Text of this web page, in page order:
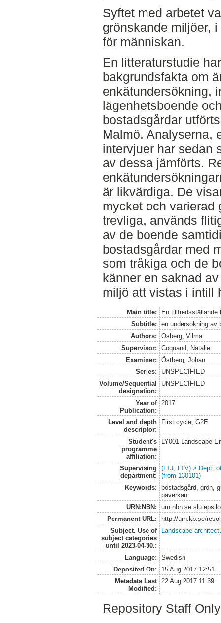
Syftet med arbetet
grönskande miljöer,
för människan.
En litteraturstudie
bakgrundsfakta om
enkätundersökning,
lägenhetsboende
bostadsgårdar
Malmö. Analyserna,
intervjuer har sedan
av dessa jämförts.
är likvärdiga. De
mycket och varierad
trevliga, används
av de boende
bostadsgårdar med
som tråkiga och de
känner en saknad
miljö att vistas i intill
Main title:
En tillfredsställande
Subtitle:
en undersökning av
Authors:
Osberg, Vilma
Supervisor:
Coquand, Natalie
Examiner:
Östberg, Johan
Series:
UNSPECIFIED
Volume/Sequential
designation:
UNSPECIFIED
Year of
Publication:
2017
Level and depth
descriptor:
First cycle, G2E
Student's
programme
affiliation:
LY001 Landscape
Supervising
department:
(LTJ, LTV) > Dept.
(from 130101)
Keywords:
bostadsgård, grön,
påverkan
URN:NBN:
Permanent URL:
http://urn.kb.se/
Subject. Use of
subject categories
until 2023-04-30.:
Landscape
Language:
Swedish
Deposited On:
15 Aug 2017 12:51
Metadata Last
Modified:
22 Aug 2017 11:39
Repository Staff